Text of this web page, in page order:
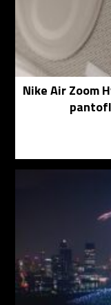
Nike Air Zoom